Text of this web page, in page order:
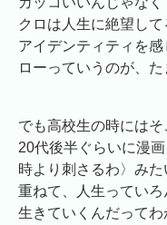
クロは人生に絶望し
アイデンティティを
ローっていうのが、た
でも高校生の時にはそ
20代後半ぐらいに漫
時より刺さるわ〉み
重ねて、人生ってい
生きていくんだって